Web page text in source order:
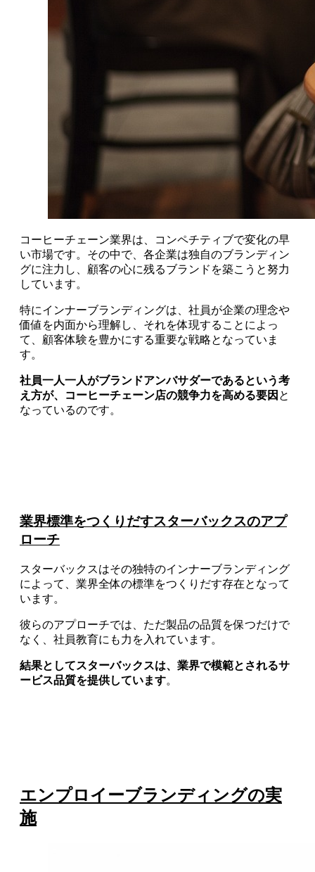
コーヒーチェーン業界は、コンペチティブで変化の早
い市場です。その中で、各企業は独自のブランディン
グに注力し、顧客の心に残るブランドを築こうと努力
しています。
特にインナーブランディングは、社員が企業の理念や
価値を内面から理解し、それを体現することによっ
て、顧客体験を豊かにする重要な戦略となっていま
す。
社員一人一人がブランドアンバサダーであるという考
え方が、コーヒーチェーン店の競争力を高める要因 と
なっているのです。
業界標準をつくりだすスターバックスのアプ
ローチ
スターバックスはその独特のインナーブランディング
によって、業界全体の標準をつくりだす存在となって
います。
彼らのアプローチでは、ただ製品の品質を保つだけで
なく、社員教育にも力を入れています。
結果としてスターバックスは、業界で模範とされるサ
ービス品質を提供しています。
エンプロイーブランディングの実
施